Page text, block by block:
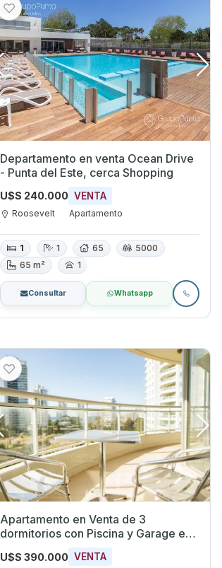
Departamento en venta Ocean Drive
- Punta del Este, cerca Shopping
U$S 240.000 VENTA
Roosevelt Apartamento
1 1 65
5000
65 m²
1
Consultar Whatsapp
Apartamento en Venta de 3
dormitorios con Piscina y Garage en
Roosevelt, Maldonado
U$S 390.000 VENTA